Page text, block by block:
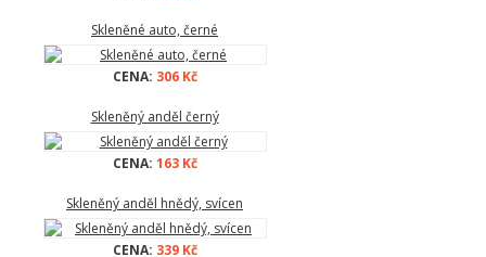
Skleněné auto, černé
CENA: 306 Kč
Skleněný anděl černý
CENA: 163 Kč
Skleněný anděl hnědý, svícen
CENA: 339 Kč